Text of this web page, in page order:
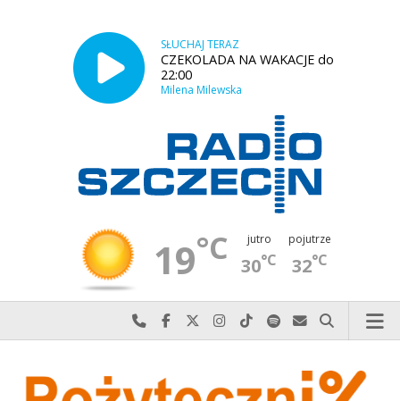
SŁUCHAJ TERAZ
CZEKOLADA NA WAKACJE do
22:00
Milena Milewska
19°C jutro
30°C
pojutrze
32°C
Najlepiej po prostu do nas zadzwoń
Odwiedź nas na Facebook-u
Odwiedź nas na X
Odwiedź nas na Instagram-ie
Odwiedź nas na TikTok-u
Szukaj nas na Spotify
Wyślij do nas
Szukaj